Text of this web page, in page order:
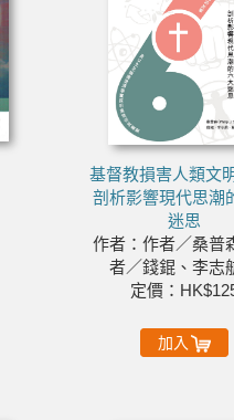
基督教損害人類文
剖析影響現代思潮
迷思
作者：作者／桑
者／錢錕、李志
定價：
加入